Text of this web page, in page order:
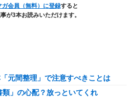
ガ会員（無料）に登録すると
が3本お読みいただけます。
元間整理」で注意すべきことは
」の心配？放っといてくれ